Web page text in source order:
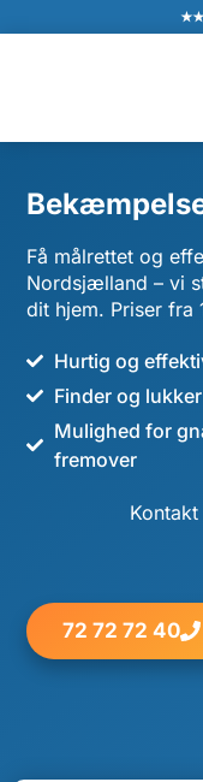
Få målrettet og
Nordsjælland – vi
dit hjem. Priser fra
Hurtig og
Finder og
Mulighed for
fremover
72 72 72 40